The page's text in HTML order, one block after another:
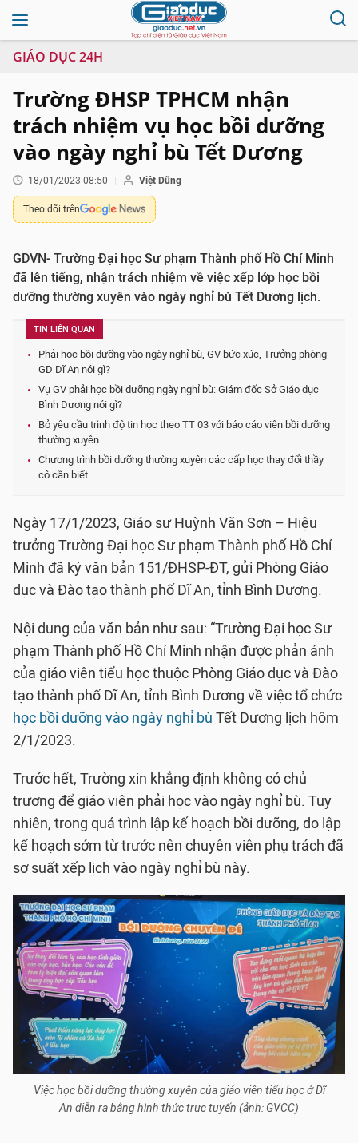
GIÁO DỤC 24H
Trường ĐHSP TPHCM nhận
trách nhiệm vụ học bồi dưỡng
vào ngày nghỉ bù Tết Dương
18/01/2023 08:50 Việt Dũng
Theo dõi trên
GDVN- Trường Đại học Sư phạm Thành phố Hồ Chí Minh
đã lên tiếng, nhận trách nhiệm về việc xếp lớp học bồi
dưỡng thường xuyên vào ngày nghỉ bù Tết Dương lịch.
TIN LIÊN QUAN
Phải học bồi dưỡng vào ngày nghỉ bù, GV bức xúc, Trưởng phòng
GD Dĩ An nói gì?
Vụ GV phải học bồi dưỡng ngày nghỉ bù: Giám đốc Sở Giáo dục
Bình Dương nói gì?
Bỏ yêu cầu trình độ tin học theo TT 03 với báo cáo viên bồi dưỡng
thường xuyên
Chương trình bồi dưỡng thường xuyên các cấp học thay đổi thầy
cô cần biết
Ngày 17/1/2023, Giáo sư Huỳnh Văn Sơn – Hiệu
trưởng Trường Đại học Sư phạm Thành phố Hồ Chí
Minh đã ký văn bản 151/ĐHSP-ĐT, gửi Phòng Giáo
dục và Đào tạo thành phố Dĩ An, tỉnh Bình Dương.
Nội dung của văn bản như sau: “Trường Đại học Sư
phạm Thành phố Hồ Chí Minh nhận được phản ánh
của giáo viên tiểu học thuộc Phòng Giáo dục và Đào
tạo thành phố Dĩ An, tỉnh Bình Dương về việc tổ chức
học bồi dưỡng vào ngày nghỉ bù Tết Dương lịch hôm
2/1/2023.
Trước hết, Trường xin khẳng định không có chủ
trương để giáo viên phải học vào ngày nghỉ bù. Tuy
nhiên, trong quá trình lập kế hoạch bồi dưỡng, do lập
kế hoạch sớm từ trước nên chuyên viên phụ trách đã
sơ suất xếp lịch vào ngày nghỉ bù này.
Việc học bồi dưỡng thường xuyên của giáo viên tiểu học ở Dĩ
An diễn ra bằng hình thức trực tuyến (ảnh: GVCC)